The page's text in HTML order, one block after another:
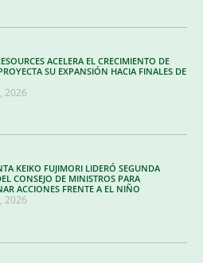
ACELERA EL CRECIMIENTO DE
SU EXPANSIÓN HACIA FINALES DE
2026
KEIKO FUJIMORI LIDERÓ SEGUNDA
CONSEJO DE MINISTROS PARA
ACCIONES FRENTE A EL NIÑO
2026